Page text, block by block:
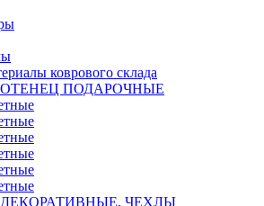
коврового склада
ПОДАРОЧНЫЕ
ЧЕХЛЫ